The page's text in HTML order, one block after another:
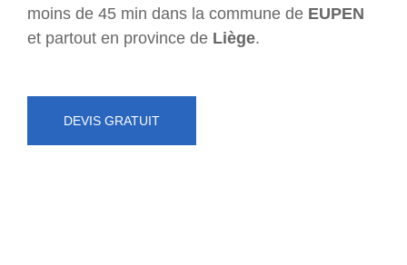
moins de 45 min dans la commune de EUPEN
et partout en province de Liège.
DEVIS GRATUIT